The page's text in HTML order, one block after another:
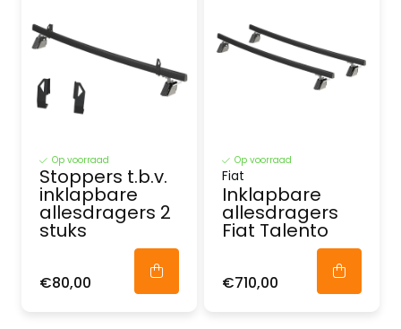
Op voorraad
Stoppers t.b.v.
inklapbare
allesdragers 2
stuks
€80,00
Op voorraad
Fiat
Inklapbare
allesdragers
Fiat Talento
€710,00